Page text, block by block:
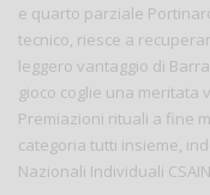
e quarto parziale
tecnico, riesce a
leggero vantaggio di
gioco coglie una meritata
Premiazioni rituali a fine
categoria tutti insieme,
Nazionali Individuali CSAIN